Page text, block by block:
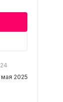
мая 2025